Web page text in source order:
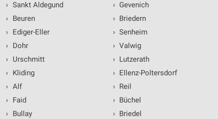
› Sankt Aldegund
›
Beuren
›
Ediger-Eller
›
Dohr
›
Urschmitt
›
Kliding
› Alf
›
Faid
›
Bullay
› Gevenich
› Briedern
› Senheim
› Valwig
› Lutzerath
› Ellenz-Poltersdorf
› Reil
› Büchel
› Briedel
Analyse von Zielgruppen durch Statistiken oder
Kombinationen von Daten aus verschiedenen
Quellen
Entwicklung und Verbesserung der Angebote
Verwendung reduzierter Daten zur Auswahl von
Inhalten
IAB-Besonderheiten: